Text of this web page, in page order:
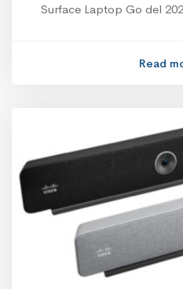
Surface Laptop Go del
Read